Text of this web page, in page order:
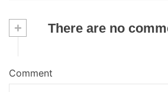
+ There are no
Comment